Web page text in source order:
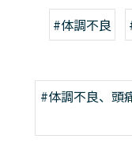
#体調不良
#体調不良、頭